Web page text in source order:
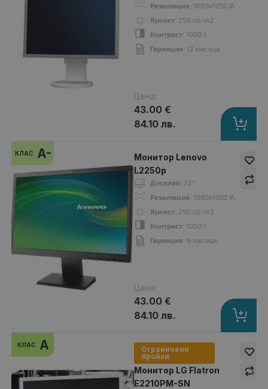
Монитор Philips 221B6QPYEB
49.00 €
Яркост
Контраст
: 1000:1
Гаранция: 12 месеца
A
клас
Резолюция: 1680x1050
Яркост: 250 cd/m2
Контраст: 1000:1
Гаранция: 12 месеца
Цена:
43.00 €
84.10 лв.
КЛАС A-
Монитор Lenovo
L2250p
Дисплей: 22"
Резолюция: 1680x1050
Яркост: 250 cd/m2
Контраст: 1000:1
Гаранция: 6 месеца
Цена:
43.00 €
84.10 лв.
КЛАС A
Ограничени
бройки
Монитор LG Flatron
E2210PM-SN